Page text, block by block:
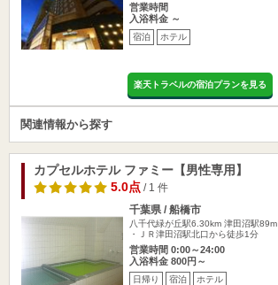
営業時間
入浴料金 ～
宿泊 ホテル
楽天トラベルの宿泊プランを見る
関連情報から探す
カプセルホテル ファミー【男性専用】
5.0点/ 1 件
千葉県 / 船橋市
八千代緑が丘駅6.30km 津田沼駅89m
・ＪＲ津田沼駅北口から徒歩1分
営業時間 0:00～24:00
入浴料金 800円～
日帰り 宿泊 ホテル